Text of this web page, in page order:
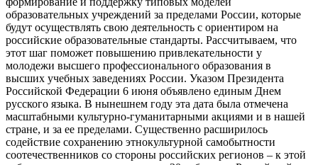
образовательных учреждений за пределами России, которые
будут осуществлять свою деятельность с ориентиром на
российские образовательные стандарты. Рассчитываем, что
этот шаг поможет повышению привлекательности у
молодежи высшего профессионального образования в
высших учебных заведениях России. Указом Президента
Российской Федерации 6 июня объявлено единым Днем
русского языка. В нынешнем году эта дата была отмечена
масштабными культурно-гуманитарными акциями и в нашей
стране, и за ее пределами. Существенно расширилось
содействие сохранению этнокультурной самобытности
соотечественников со стороны российских регионов – к этой